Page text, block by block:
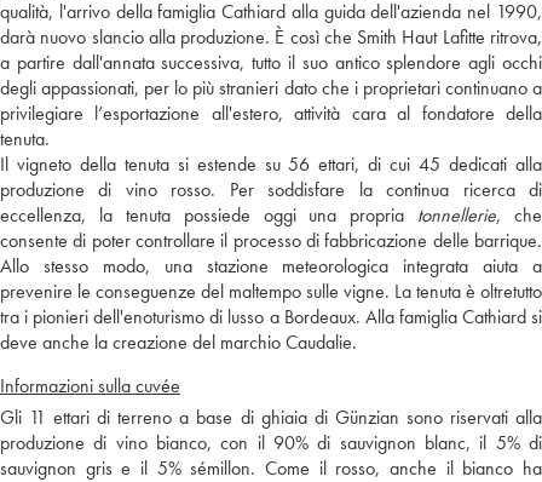
qualità, l'arrivo della famiglia Cathiard alla guida dell'azienda nel 1990,
darà nuovo slancio alla produzione. È così che Smith Haut Lafitte ritrova,
a partire dall'annata successiva, tutto il suo antico splendore agli occhi
degli appassionati, per lo più stranieri dato che i proprietari continuano a
privilegiare l’esportazione all'estero, attività cara al fondatore della
tenuta.
Il vigneto della tenuta si estende su 56 ettari, di cui 45 dedicati alla
produzione di vino rosso. Per soddisfare la continua ricerca di
eccellenza, la tenuta possiede oggi una propria tonnellerie, che
consente di poter controllare il processo di fabbricazione delle barrique.
Allo stesso modo, una stazione meteorologica integrata aiuta a
prevenire le conseguenze del maltempo sulle vigne. La tenuta è oltretutto
tra i pionieri dell'enoturismo di lusso a Bordeaux. Alla famiglia Cathiard si
deve anche la creazione del marchio Caudalie.
Informazioni sulla cuvée
Gli 11 ettari di terreno a base di ghiaia di Günzian sono riservati alla
produzione di vino bianco, con il 90% di sauvignon blanc, il 5% di
sauvignon gris e il 5% sémillon. Come il rosso, anche il bianco ha